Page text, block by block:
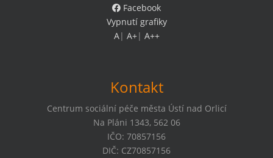
Facebook
Vypnutí grafiky
A| A+| A++
Kontakt
Centrum sociální péče města Ústí nad Orlicí
Na Pláni 1343, 562 06
IČO: 70857156
DIČ: CZ70857156